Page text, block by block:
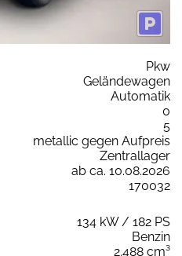
Pkw
Geländewagen
Automatik
0
5
metallic gegen Aufpreis
Zentrallager
ab ca. 10.08.2026
170032
134 kW / 182 PS
Benzin
2.488 cm³